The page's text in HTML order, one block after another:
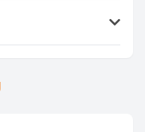
วงจรในหลาย
ผู้ดูแลผู้สูงอายุ ทำความ
าพการบริการแบบ
าดเชิงพาณิชย์)